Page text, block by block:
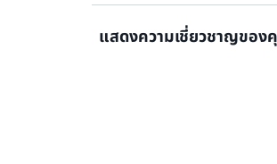
ทั้งแบบตัวต่อตัวหรือแบบเสมื
ฝึกปฏิบัติจริงเพื่อเตรียมควา
แสดงความเชี่ยวชาญของ